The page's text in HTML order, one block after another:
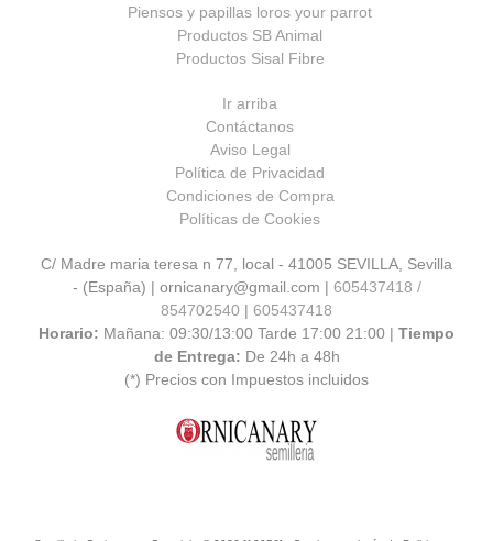
Piensos y papillas loros your parrot
Productos SB Animal
Productos Sisal Fibre
Ir arriba
Contáctanos
Aviso Legal
Política de Privacidad
Condiciones de Compra
Políticas de Cookies
C/ Madre maria teresa n 77, local - 41005 SEVILLA, Sevilla
- (España) | ornicanary@gmail.com | 605437418 /
854702540 | 605437418
Horario: Mañana: 09:30/13:00 Tarde 17:00 21:00 | Tiempo
de Entrega: De 24h a 48h
(*) Precios con Impuestos incluidos